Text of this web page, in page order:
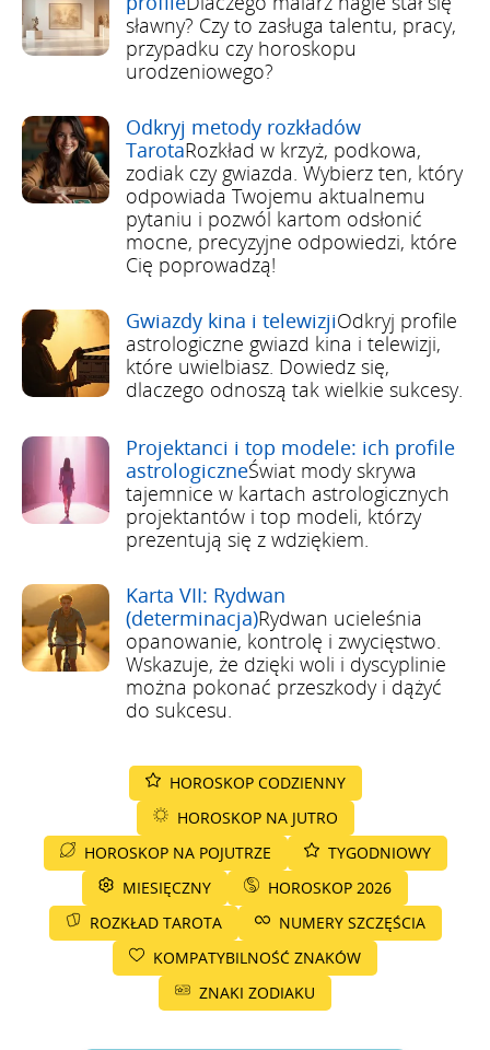
sławny? Czy to zasługa talentu, pracy,
przypadku czy horoskopu
urodzeniowego?
Odkryj metody rozkładów
TarotaRozkład w krzyż, podkowa,
zodiak czy gwiazda. Wybierz ten, który
odpowiada Twojemu aktualnemu
pytaniu i pozwól kartom odsłonić
mocne, precyzyjne odpowiedzi, które
Cię poprowadzą!
Gwiazdy kina i telewizjiOdkryj profile
astrologiczne gwiazd kina i telewizji,
które uwielbiasz. Dowiedz się,
dlaczego odnoszą tak wielkie sukcesy.
Projektanci i top modele: ich profile
astrologiczneŚwiat mody skrywa
tajemnice w kartach astrologicznych
projektantów i top modeli, którzy
prezentują się z wdziękiem.
Karta VII: Rydwan
(determinacja)Rydwan ucieleśnia
opanowanie, kontrolę i zwycięstwo.
Wskazuje, że dzięki woli i dyscyplinie
można pokonać przeszkody i dążyć
do sukcesu.
HOROSKOP CODZIENNY
HOROSKOP NA JUTRO
HOROSKOP NA POJUTRZE
TYGODNIOWY
MIESIĘCZNY
HOROSKOP 2026
ROZKŁAD TAROTA
NUMERY SZCZĘŚCIA
KOMPATYBILNOŚĆ ZNAKÓW
ZNAKI ZODIAKU